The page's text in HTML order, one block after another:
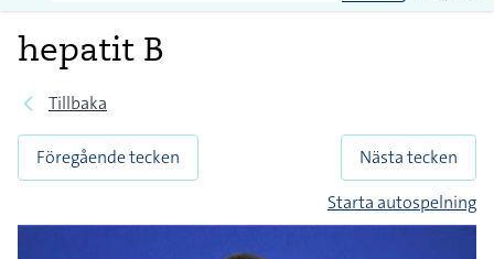
hepatit B
Tillbaka
Föregående tecken
Nästa tecken
Starta autospelning